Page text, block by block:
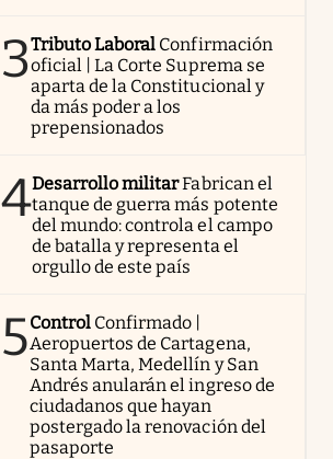
3Tributo Laboral Confirmación
oficial | La Corte Suprema se
aparta de la Constitucional y
da más poder a los
prepensionados
4Desarrollo militarFabrican el
tanque de guerra más potente
del mundo: controla el campo
de batalla y representa el
orgullo de este país
5Control Confirmado |
Aeropuertos de Cartagena,
Santa Marta, Medellín y San
Andrés anularán el ingreso de
ciudadanos que hayan
postergado la renovación del
pasaporte